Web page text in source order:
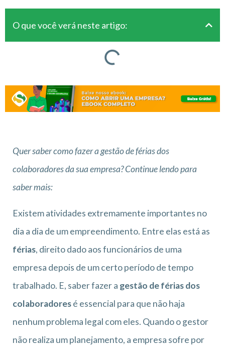
O que você verá neste artigo:
Quer saber como fazer a gestão de férias dos
colaboradores da sua empresa? Continue lendo para
saber mais:
Existem atividades extremamente importantes no
dia a dia de um empreendimento. Entre elas está as
férias, direito dado aos funcionários de uma
empresa depois de um certo período de tempo
trabalhado. E, saber fazer a gestão de férias dos
colaboradoresé essencial para que não haja
nenhum problema legal com eles. Quando o gestor
não realiza um planejamento, a empresa sofre por